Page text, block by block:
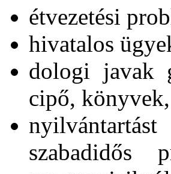
étvezetési
hivatalos
dologi javak
cipő,
szabadidős